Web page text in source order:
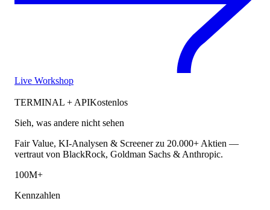
Live Workshop
TERMINAL + APIKostenlos
Sieh, was andere nicht sehen
Fair Value, KI-Analysen & Screener zu 20.000+ Aktien —
vertraut von BlackRock, Goldman Sachs & Anthropic.
100M+
Kennzahlen